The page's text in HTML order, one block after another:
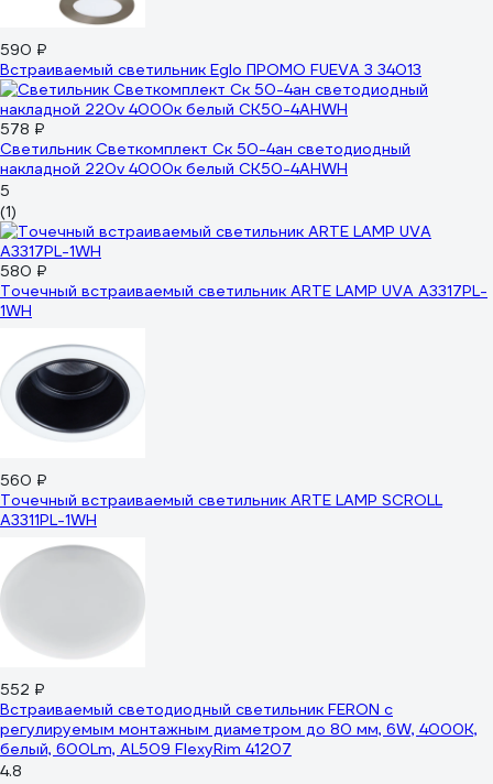
590 ₽
Встраиваемый светильник Eglo ПРОМО FUEVA 3 34013
578 ₽
Светильник Светкомплект Ск 50-4ан светодиодный
накладной 220v 4000к белый СК50-4AHWH
5
(1)
580 ₽
Точечный встраиваемый светильник ARTE LAMP UVA A3317PL-
1WH
560 ₽
Точечный встраиваемый светильник ARTE LAMP SCROLL
A3311PL-1WH
552 ₽
Встраиваемый светодиодный светильник FERON с
регулируемым монтажным диаметром до 80 мм, 6W, 4000K,
белый, 600Lm, AL509 FlexyRim 41207
4.8